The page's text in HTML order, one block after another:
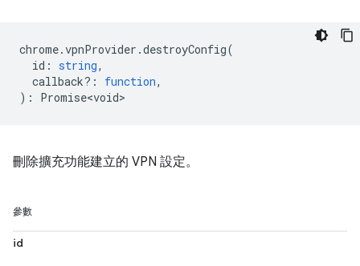
chrome.vpnProvider .destroyConfig(
id : string,
callback? : function,
) : Promise<void>
刪除擴充功能建立的 VPN 設定。
參數
id